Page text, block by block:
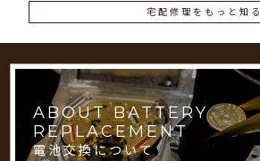
宅配修理をもっと知る
ABOUT BATTERY
REPLACEMENT
電池交換について